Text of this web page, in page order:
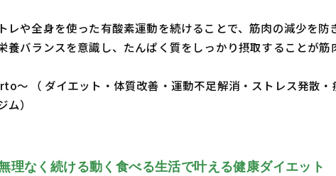
レや全身を使った有酸素運動を続けることで、筋肉の減少を防
養バランスを意識し、たんぱく質をしっかり摂取することが筋
～ （ ダイエット・体質改善・運動不足解消・ストレス発散
）
理なく続ける動く食べる生活で叶える健康ダイエット